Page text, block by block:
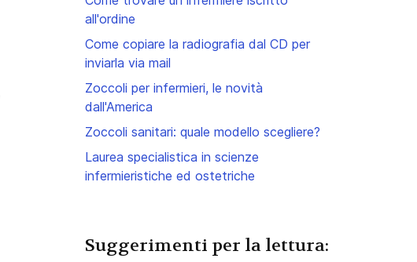
all'ordine
Come copiare la radiografia dal CD per
inviarla via mail
Zoccoli per infermieri, le novità
dall'America
Zoccoli sanitari: quale modello scegliere?
Laurea specialistica in scienze
infermieristiche ed ostetriche
Suggerimenti per la lettura: